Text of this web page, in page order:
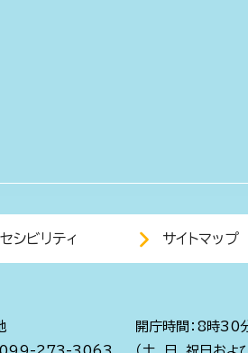
シビリティ サイトマップ
開庁時間：8時